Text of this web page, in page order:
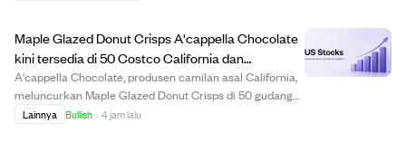
Maple Glazed Donut Crisps A'cappella Chocolate
kini tersedia di 50 Costco California dan
pengiriman online.
A'cappella Chocolate, produsen camilan asal California,
meluncurkan Maple Glazed Donut Crisps di 50 gudang
Costco di California. Camilan ini terbuat dari adonan
Lainnya Bullish · 4 jam lalu